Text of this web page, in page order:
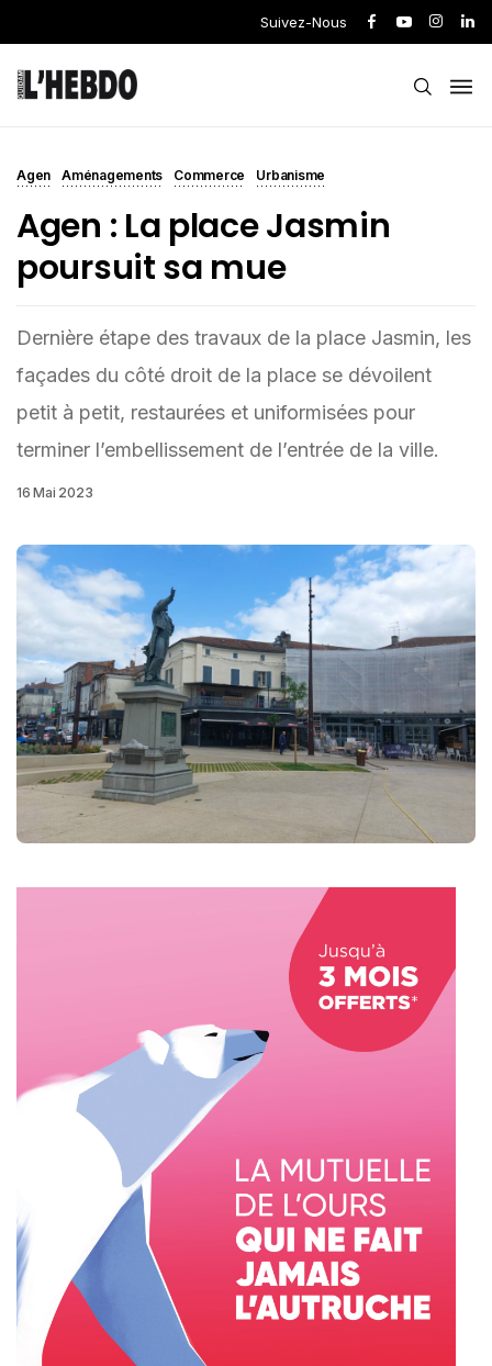
Suivez-Nous
Agen Aménagements Commerce Urbanisme
Agen : La place Jasmin
poursuit sa mue
Dernière étape des travaux de la place Jasmin, les
façades du côté droit de la place se dévoilent
petit à petit, restaurées et uniformisées pour
terminer l’embellissement de l’entrée de la ville.
16 Mai 2023